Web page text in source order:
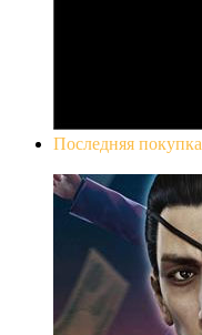
Последняя покупка